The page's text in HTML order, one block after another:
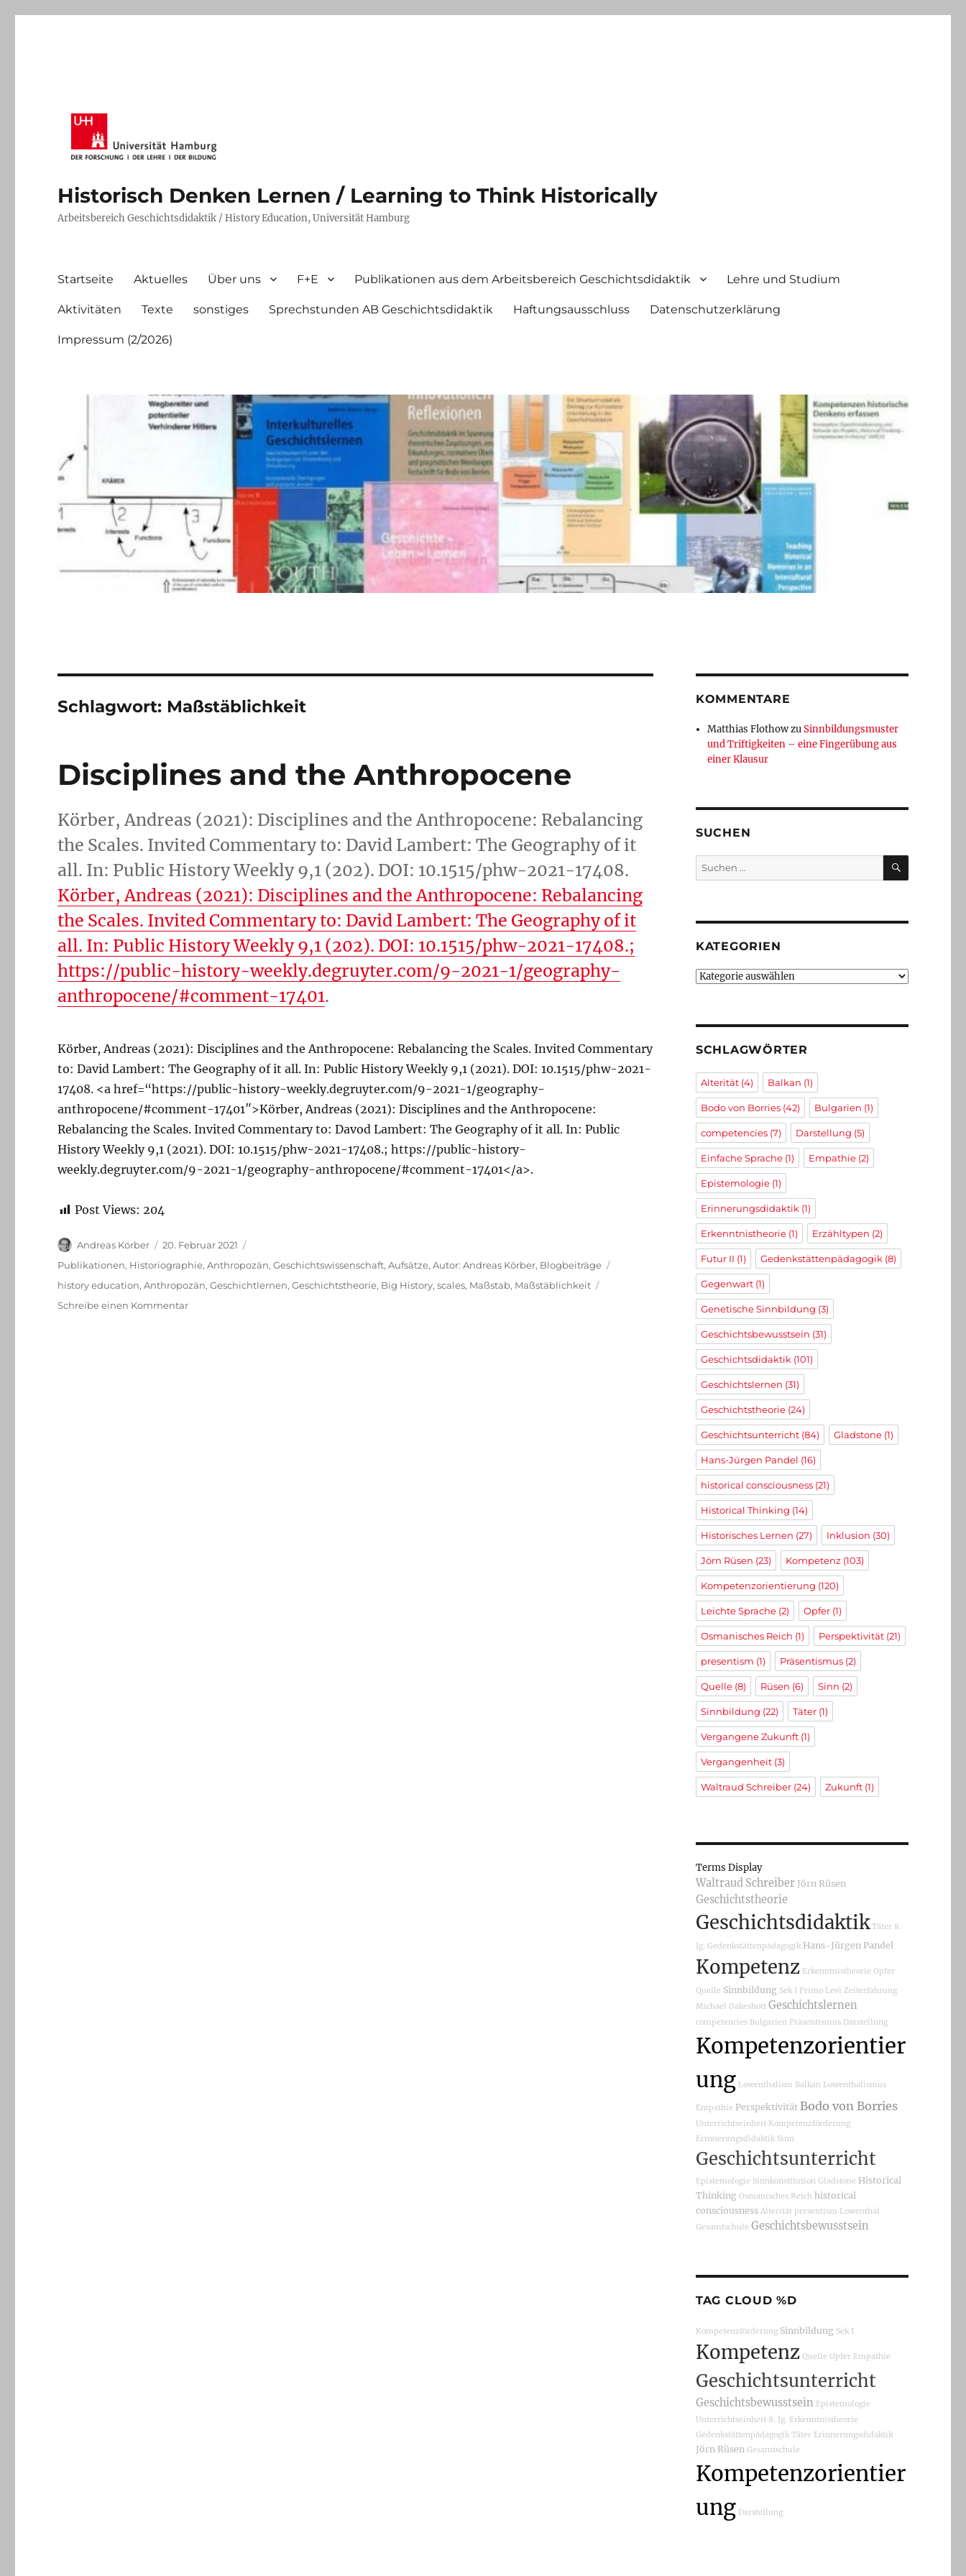
Historisch Denken Lernen / Learning to Think Historically
Arbeitsbereich Geschichtsdidaktik / History Education, Universität Hamburg
Startseite Aktuelles Über uns F+E Publikationen aus dem Arbeitsbereich Geschichtsdidaktik Lehre und Studium
Aktivitäten Texte sonstiges Sprechstunden AB Geschichtsdidaktik Haftungsausschluss Datenschutzerklärung
Impressum (2/2026)
Schlagwort: Maßstäblichkeit
Disciplines and the Anthropocene
Körber, Andreas (2021): Disciplines and the Anthropocene: Rebalancing
the Scales. Invited Commentary to: David Lambert: The Geography of it
all. In: Public History Weekly 9,1 (202). DOI: 10.1515/phw-2021-17408.
Körber, Andreas (2021): Disciplines and the Anthropocene: Rebalancing
the Scales. Invited Commentary to: David Lambert: The Geography of it
all. In: Public History Weekly 9,1 (202). DOI: 10.1515/phw-2021-17408.;
https://public-history-weekly.degruyter.com/9-2021-1/geography-
anthropocene/#comment-17401.
Körber, Andreas (2021): Disciplines and the Anthropocene: Rebalancing the Scales. Invited Commentary
to: David Lambert: The Geography of it all. In: Public History Weekly 9,1 (2021). DOI: 10.1515/phw-2021-
17408. <a href=“https://public-history-weekly.degruyter.com/9-2021-1/geography-
anthropocene/#comment-17401″>Körber, Andreas (2021): Disciplines and the Anthropocene:
Rebalancing the Scales. Invited Commentary to: Davod Lambert: The Geography of it all. In: Public
History Weekly 9,1 (2021). DOI: 10.1515/phw-2021-17408.; https://public-history-
weekly.degruyter.com/9-2021-1/geography-anthropocene/#comment-17401</a>.
Post Views: 204
Autor
Andreas Körber
Veröffentlicht
20. Februar 2021
Kategorien
Publikationen, Historiographie,Anthropozän,Geschichtswissenschaft,Aufsätze,Autor: Andreas Körber, Blogbeiträge
Schlagwörter
history education,Anthropozän,Geschichtlernen,Geschichtstheorie, Big History,scales, Maßstab, Maßstäblichkeit
Schreibe einen Kommentarzu
KOMMENTARE
Matthias FlothowzuSinnbildungsmuster
und Triftigkeiten – eine Fingerübung aus
einer Klausur
SUCHEN
Suchen
nach:
SUCHEN
KATEGORIEN
Kategorien
SCHLAGWÖRTER
Alterität(4) Balkan (1)
Bodo von Borries(42) Bulgarien (1)
competencies(7) Darstellung (5)
Einfache Sprache(1) Empathie(2)
Epistemologie(1)
Erinnerungsdidaktik (1)
Erkenntnistheorie(1) Erzähltypen (2)
Futur II (1) Gedenkstättenpädagogik (8)
Gegenwart(1)
Genetische Sinnbildung (3)
Geschichtsbewusstsein (31)
Geschichtsdidaktik (101)
Geschichtslernen (31)
Geschichtstheorie(24)
Geschichtsunterricht(84) Gladstone(1)
Hans-Jürgen Pandel (16)
historical consciousness(21)
Historical Thinking (14)
Historisches Lernen (27) Inklusion (30)
Jörn Rüsen (23) Kompetenz (103)
Kompetenzorientierung (120)
Leichte Sprache(2) Opfer(1)
Osmanisches Reich (1) Perspektivität(21)
presentism (1) Präsentismus(2)
Quelle(8) Rüsen (6) Sinn (2)
Sinnbildung (22) Täter(1)
Vergangene Zukunft(1)
Vergangenheit(3)
Waltraud Schreiber(24) Zukunft(1)
Terms Display
Waltraud Schreiber Jörn Rüsen
Geschichtstheorie
Geschichtsdidaktik Täter 8.
Jg. Gedenkstättenpädagogik Hans-Jürgen Pandel
Kompetenz Erkenntnistheorie Opfer
Quelle Sinnbildung Sek I Primo Levi Zeiterfahrung
Michael Oakeshott Geschichtslernen
competencies Bulgarien Präsentismus Darstellung
Kompetenzorientier
ung Lowenthalism Balkan Lowenthalismus
Empathie Perspektivität Bodo von Borries
Unterrichtseinheit Kompetenzförderung
Erinnerungsdidaktik Sinn
Geschichtsunterricht
Epistemologie Sinnkonstitution Gladstone Historical
Thinking Osmanisches Reich historical
consciousness Alterität presentism Lowenthal
Gesamtschule Geschichtsbewusstsein
TAG CLOUD %D
Kompetenzförderung Sinnbildung Sek I
Kompetenz Quelle Opfer Empathie
Geschichtsunterricht
Geschichtsbewusstsein Epistemologie
Unterrichtseinheit 8. Jg. Erkenntnistheorie
Gedenkstättenpädagogik Täter Erinnerungsdidaktik
Jörn Rüsen Gesamtschule
Kompetenzorientier
ung Darstellung